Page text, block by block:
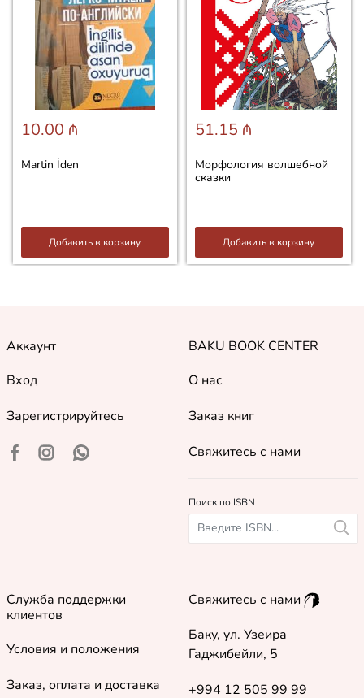
10.00 ₼
Martin İden
Добавить в корзину
51.15 ₼
Морфология волшебной
сказки
Добавить в корзину
Аккаунт
Вход
Зарегистрируйтесь
BAKU BOOK CENTER
О нас
Заказ книг
Свяжитесь с нами
Поиск по ISBN
Служба поддержки
клиентов
Условия и положения
Заказ, оплата и доставка
Свяжитесь с нами
Баку, ул. Узеира
Гаджибейли, 5
+994 12 505 99 99